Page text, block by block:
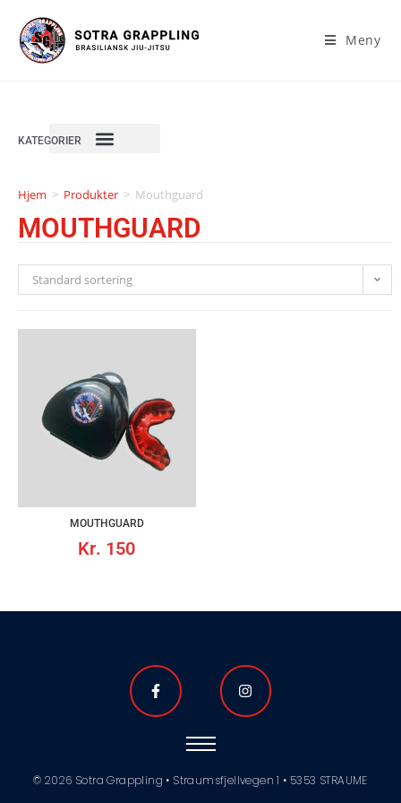
Meny
KATEGORIER
Hjem > Produkter > Mouthguard
MOUTHGUARD
Standard sortering
MOUTHGUARD
Kr. 150
© 2026 Sotra Grappling • Straumsfjellvegen 1 • 5353 STRAUME